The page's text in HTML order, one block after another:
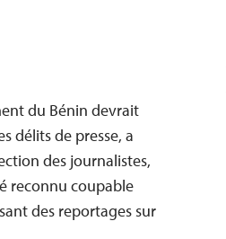
du Bénin devrait
délits de presse, a
des journalistes,
reconnu coupable
des reportages sur